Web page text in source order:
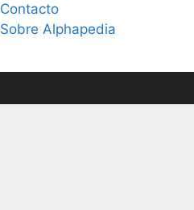
Contacto
Sobre Alphapedia